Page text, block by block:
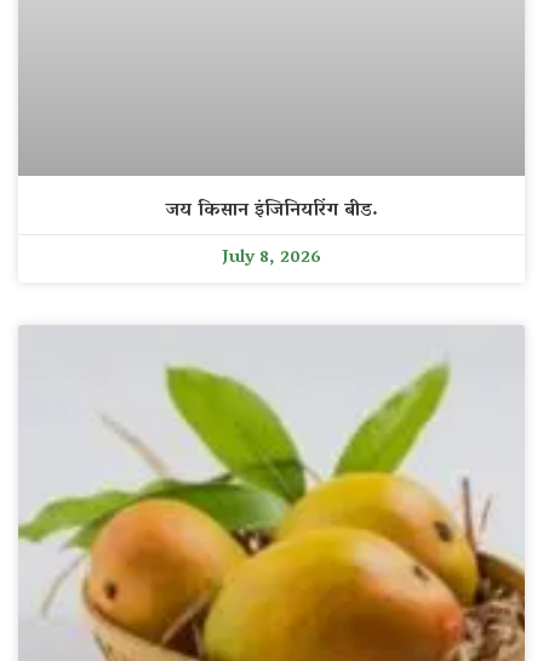
जय किसान इंजिनियरिंग बीड.
July 8, 2026